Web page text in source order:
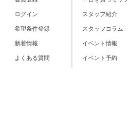
ログイン
希望条件登録
新着情報
よくある質問
スタッフ紹介
スタッフコラム
イベント情報
イベント予約